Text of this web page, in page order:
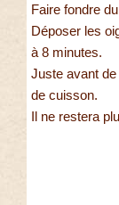
Faire fondre
Déposer les
à 8 minutes.
Juste avant de
de cuisson.
Il ne restera